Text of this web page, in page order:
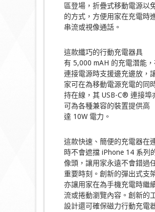
區登場，折疊式移動電源以
的方式，方便用家在充電時
串流或視像通話。
這款纖巧的行動充電器具
有 5,000 mAH 的充電潛能
連接電源時支援邊充邊放，
家可在為移動電源充電的同
持在線，其 USB-C® 連接埠
可為各種兼容的裝置提供高
達 10W 電力。
這款快速、簡便的充電器在
時不會遮擋 iPhone 14 系列
像頭，讓用家永遠不會錯過
重要時刻。創新的彈出式支
亦讓用家在為手機充電時繼
流或捲動瀏覽內容。創新的
設計還可確保磁力行動充電